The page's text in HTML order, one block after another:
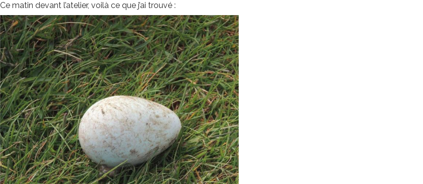
Ce matin devant l’atelier, voilà ce que j’ai trouvé :